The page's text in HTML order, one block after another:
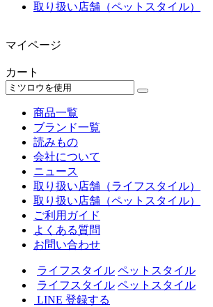
取り扱い店舗（ペットスタイル）
マイページ
カート
商品一覧
ブランド一覧
読みもの
会社について
ニュース
取り扱い店舗（ライフスタイル）
取り扱い店舗（ペットスタイル）
ご利用ガイド
よくある質問
お問い合わせ
ライフスタイル ペットスタイル
ライフスタイル ペットスタイル
LINE 登録する